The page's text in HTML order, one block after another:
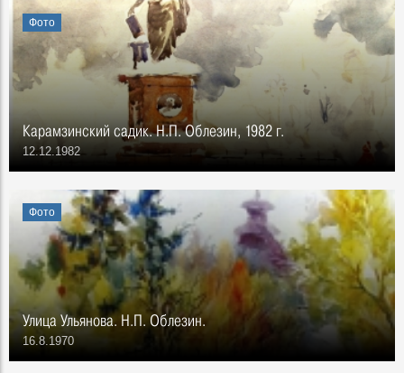
Фото
Карамзинский садик. Н.П. Облезин, 1982 г.
12.12.1982
Фото
Улица Ульянова. Н.П. Облезин.
16.8.1970